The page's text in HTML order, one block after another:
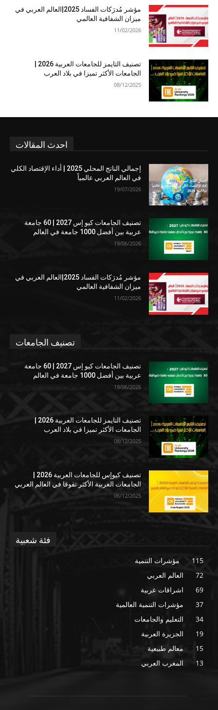
مؤشر مُدرَكات الفساد 2025|العالم العربي في
ميزان الشفافية العالمي
11/02/2026
الجامعات الأكثر تميزا في بلاد العرب
08/12/2025
احدث المقالات
إجمالي الناتج المحلي 2025 | أداء الإقتصاد الكلي
في العالم العربي عالمياً
19/07/2026
تصنيف الجامعات كيو إس 2027 | 60 جامعة
عربية بين أفضل 1000 جامعة في العالم
19/06/2026
مؤشر مُدرَكات الفساد 2025|العالم العربي في
ميزان الشفافية العالمي
11/02/2026
تصنيف الجامعات
تصنيف الجامعات كيو إس 2027 | 60 جامعة
عربية بين أفضل 1000 جامعة في العالم
19/06/2026
الجامعات الأكثر تميزا في بلاد العرب
08/12/2025
الجامعات العربية الأكثر تفوقا في العالم العربي
06/12/2025
فئة شعبية
مؤشرات التنمية
115
العالم العربي
72
اشراقات عربية
69
مؤشرات التنمية العالمية
37
التعليم والجامعات
34
الجزيرة العربية
19
معالم طبيعية
15
المغرب العربي
13